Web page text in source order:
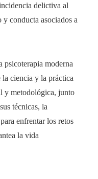
delictiva al
conducta asociados a
psicoterapia moderna
la ciencia y la práctica
y metodológica, junto
técnicas, la
enfrentar los retos
la vida